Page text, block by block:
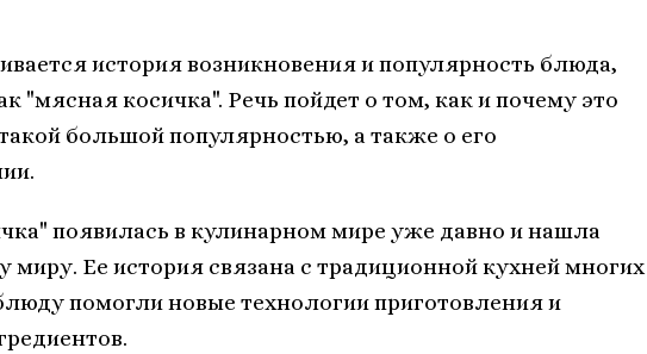
история возникновения и популярность блюда,
"мясная косичка". Речь пойдет о том, как и почему это
большой популярностью, а также о его
появилась в кулинарном мире уже давно и нашла
миру. Ее история связана с традиционной кухней многих
помогли новые технологии приготовления и